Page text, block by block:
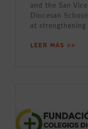
and the San
Diocesan
at strengthening
LEER MÁS >>